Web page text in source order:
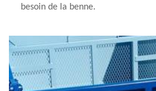
besoin de la benne.